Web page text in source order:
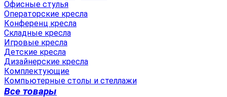
Офисные стулья
Операторские кресла
Конференц кресла
Складные кресла
Игровые кресла
Детские кресла
Дизайнерские кресла
Комплектующие
Компьютерные столы и стеллажи
Все товары